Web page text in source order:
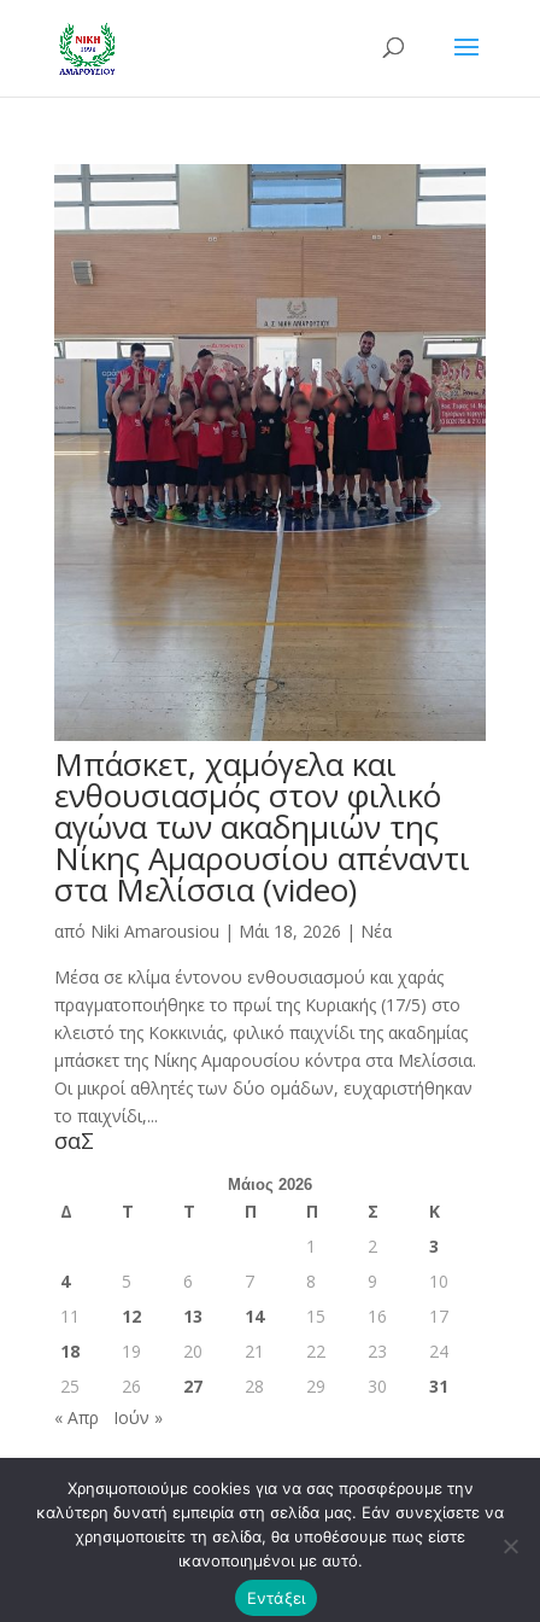
Μπάσκετ, χαμόγελα και
ενθουσιασμός στον φιλικό
αγώνα των ακαδημιών της
Νίκης Αμαρουσίου απέναντι
στα Μελίσσια (video)
από Niki Amarousiou | Μάι 18, 2026 | Νέα
Μέσα σε κλίμα έντονου ενθουσιασμού και χαράς
πραγματοποιήθηκε το πρωί της Κυριακής (17/5) στο
κλειστό της Κοκκινιάς, φιλικό παιχνίδι της ακαδημίας
μπάσκετ της Νίκης Αμαρουσίου κόντρα στα Μελίσσια.
Οι μικροί αθλητές των δύο ομάδων, ευχαριστήθηκαν
το παιχνίδι,...
σαΣ
Μάιος 2026
Δ Τ Τ Π Π Σ
Κ
1
2
3
4
5 6 7 8 9
10
11
12 13 14 15 16
17
18
19 20 21 22 23
24
25
26 27 28 29 30
31
« Απρ
Ιούν »
Σχεδιάστηκε απόElegant Themes| Υποστηρίζεται
από WordPress
Χρησιμοποιούμε cookies για να σας προσφέρουμε την
καλύτερη δυνατή εμπειρία στη σελίδα μας. Εάν συνεχίσετε να
χρησιμοποιείτε τη σελίδα, θα υποθέσουμε πως είστε
ικανοποιημένοι με αυτό.
Εντάξει